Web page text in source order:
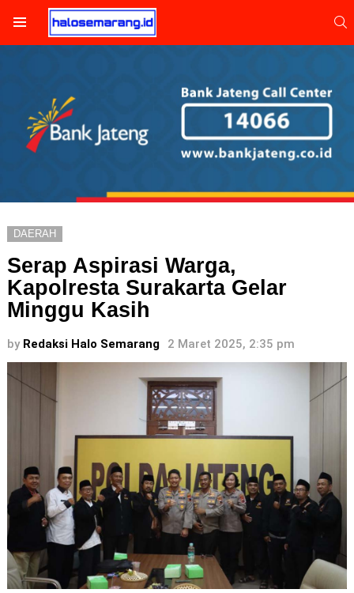
DAERAH
Serap Aspirasi Warga,
Kapolresta Surakarta Gelar
Minggu Kasih
by Redaksi Halo Semarang 2 Maret 2025, 2:35 pm